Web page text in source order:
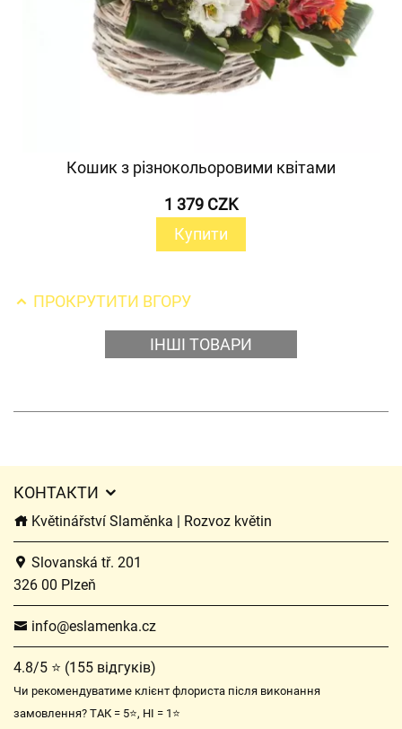
Кошик з різнокольоровими квітами
1 379 CZK
Купити
ПРОКРУТИТИ ВГОРУ
ІНШІ ТОВАРИ
КОНТАКТИ
Květinářství Slaměnka | Rozvoz květin
Slovanská tř. 201
326 00 Plzeň
info@eslamenka.cz
4.8/5 ⭐ (155 відгуків)
Чи рекомендуватиме клієнт флориста після виконання
замовлення? ТАК = 5⭐, НІ = 1⭐